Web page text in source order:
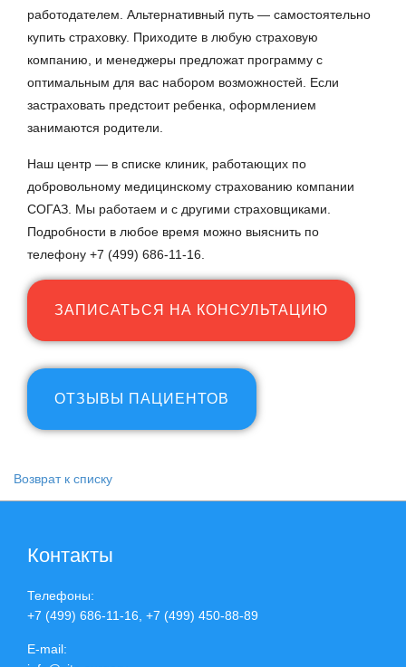
работодателем. Альтернативный путь — самостоятельно
купить страховку. Приходите в любую страховую
компанию, и менеджеры предложат программу с
оптимальным для вас набором возможностей. Если
застраховать предстоит ребенка, оформлением
занимаются родители.
Наш центр — в списке клиник, работающих по
добровольному медицинскому страхованию компании
СОГАЗ. Мы работаем и с другими страховщиками.
Подробности в любое время можно выяснить по
телефону +7 (499) 686-11-16.
ЗАПИСАТЬСЯ НА КОНСУЛЬТАЦИЮ
ОТЗЫВЫ ПАЦИЕНТОВ
Возврат к списку
Контакты
Телефоны:
+7 (499) 686-11-16, +7 (499) 450-88-89
E-mail: